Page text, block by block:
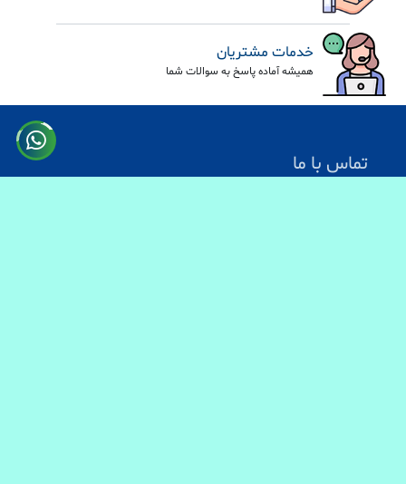
خدمات مشتریان
همیشه آماده پاسخ به سوالات شما
تماس با ما